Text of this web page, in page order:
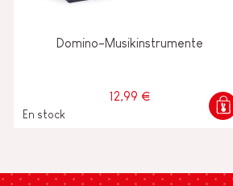
Domino-Musikinstrumente
12,99 €
En stock